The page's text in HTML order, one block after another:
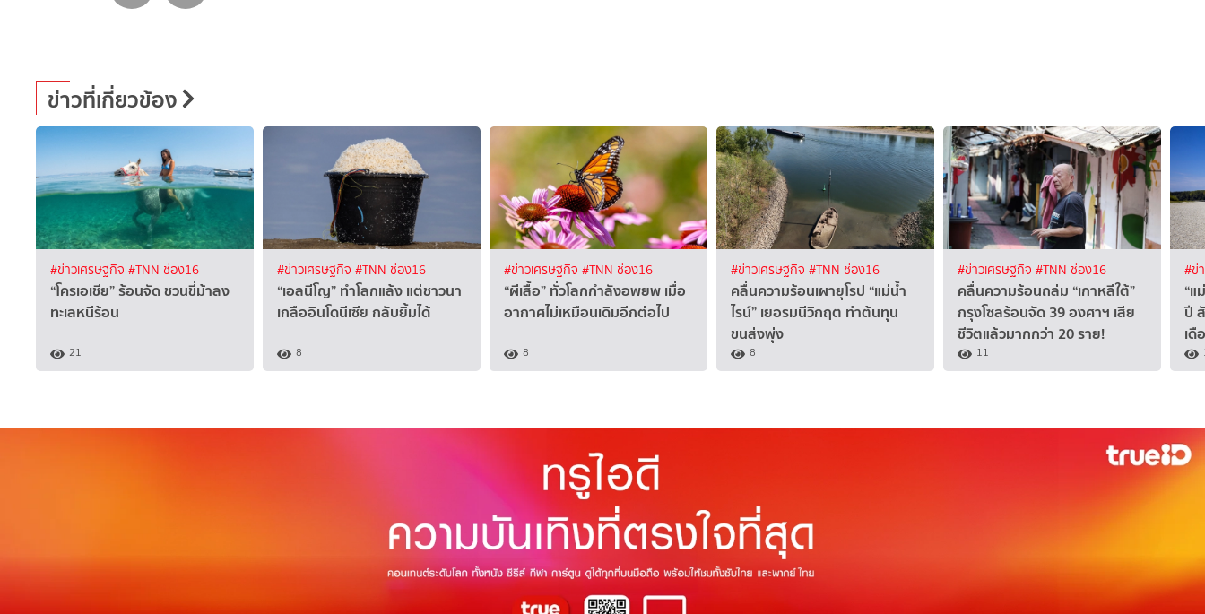
ข่าวที่เกี่ยวข้อง
#ข่าวเศรษฐกิจ #TNN ช่อง16
“โครเอเชีย” ร้อนจัด ชวนขี่ม้าลง
ทะเลหนีร้อน
21
#ข่าวเศรษฐกิจ #TNN ช่อง16
“เอลนีโญ” ทำโลกแล้ง แต่ชาวนา
เกลืออินโดนีเซีย กลับยิ้มได้
8
#ข่าวเศรษฐกิจ #TNN ช่อง16
“ผีเสื้อ” ทั่วโลกกำลังอพยพ เมื่อ
อากาศไม่เหมือนเดิมอีกต่อไป
8
#ข่าวเศรษฐกิจ #TNN ช่อง16
คลื่นความร้อนเผายุโรป “แม่น้ำ
ไรน์” เยอรมนีวิกฤต ทำต้นทุน
ขนส่งพุ่ง
8
#ข่าวเศรษฐกิจ #TNN ช่อง16
คลื่นความร้อนถล่ม “เกาหลีใต้”
กรุงโซลร้อนจัด 39 องศาฯ เสีย
ชีวิตแล้วมากกว่า 20 ราย!
11
#ข่
“
ปี
เดื